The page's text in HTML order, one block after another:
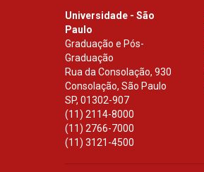
Universidade - São
Paulo
Graduação e Pós-
Graduação
Rua da Consolação, 930
Consolação, São Paulo
SP, 01302-907
(11) 2114-8000
(11) 2766-7000
(11) 3121-4500